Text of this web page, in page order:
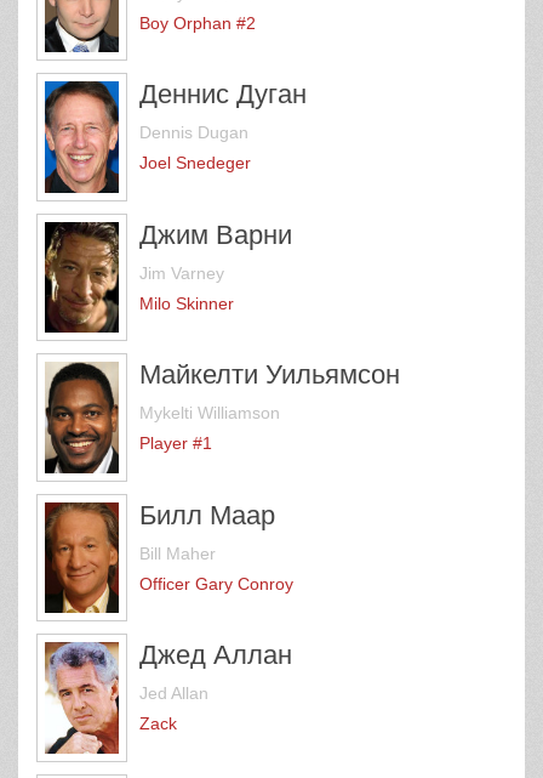
Boy Orphan #2
Деннис Дуган
Dennis Dugan
Joel Snedeger
Джим Варни
Jim Varney
Milo Skinner
Майкелти Уильямсон
Mykelti Williamson
Player #1
Билл Маар
Bill Maher
Officer Gary Conroy
Джед Аллан
Jed Allan
Zack